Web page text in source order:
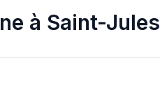
à Saint-Jules